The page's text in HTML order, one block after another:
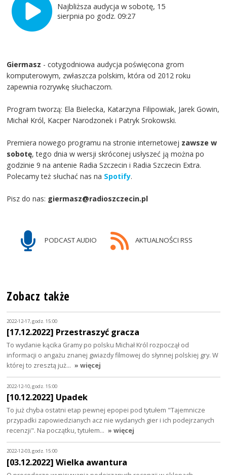
Najbliższa audycja w sobotę, 15
sierpnia po godz. 09:27
Giermasz - cotygodniowa audycja poświęcona grom
komputerowym, zwłaszcza polskim, która od 2012 roku
zapewnia rozrywkę słuchaczom.
Program tworzą: Ela Bielecka, Katarzyna Filipowiak, Jarek Gowin,
Michał Król, Kacper Narodzonek i Patryk Srokowski.
Premiera nowego programu na stronie internetowej zawsze w
sobotę, tego dnia w wersji skróconej usłyszeć ją można po
godzinie 9 na antenie Radia Szczecin i Radia Szczecin Extra.
Polecamy też słuchać nas na Spotify.
Pisz do nas: giermasz@radioszczecin.pl
PODCAST AUDIO AKTUALNOŚCI RSS
Zobacz także
2022-12-17, godz. 15:00
[17.12.2022] Przestraszyć gracza
To wydanie kącika Gramy po polsku Michał Król rozpoczął od
informacji o angażu znanej gwiazdy filmowej do słynnej polskiej gry. W
której to zresztą już… » więcej
2022-12-10, godz. 15:00
[10.12.2022] Upadek
To już chyba ostatni etap pewnej epopei pod tytułem "Tajemnicze
przypadki zapowiedzianych acz nie wydanych gier i ich podejrzanych
recenzji". Na początku, tytułem… » więcej
2022-12-03, godz. 15:00
[03.12.2022] Wielka awantura